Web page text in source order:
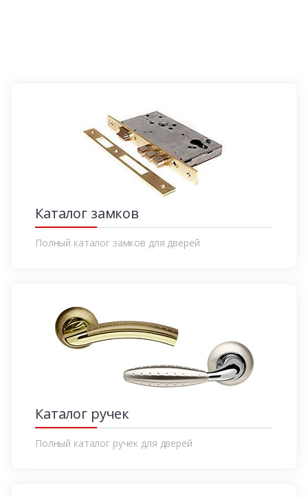
Каталог замков
Полный каталог замков для дверей
Каталог ручек
Полный каталог ручек для дверей